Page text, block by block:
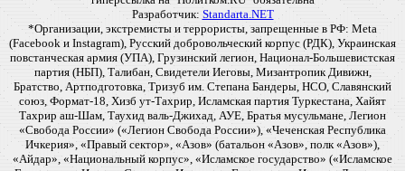
Разработчик: Standarta.NET
*Организации, экстремисты и террористы, запрещенные в РФ: Meta
(Facebook и Instagram), Русский добровольческий корпус (РДК), Украинская
повстанческая армия (УПА), Грузинский легион, Национал-Большевистская
партия (НБП), Талибан, Свидетели Иеговы, Мизантропик Дивижн,
Братство, Артподготовка, Тризуб им. Степана Бандеры, НСО, Славянский
союз, Формат-18, Хизб ут-Тахрир, Исламская партия Туркестана, Хайят
Тахрир аш-Шам, Таухид валь-Джихад, АУЕ, Братья мусульмане, Легион
«Свобода России» («Легион Свобода России»), «Чеченская Республика
Ичкерия», «Правый сектор», «Азов» (батальон «Азов», полк «Азов»),
«Айдар», «Национальный корпус», «Исламское государство» («Исламское